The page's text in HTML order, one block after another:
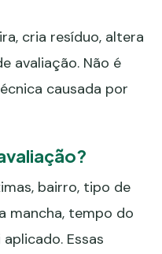
cria resíduo, altera
avaliação. Não é
causada por
bairro, tipo de
mancha, tempo do
Essas